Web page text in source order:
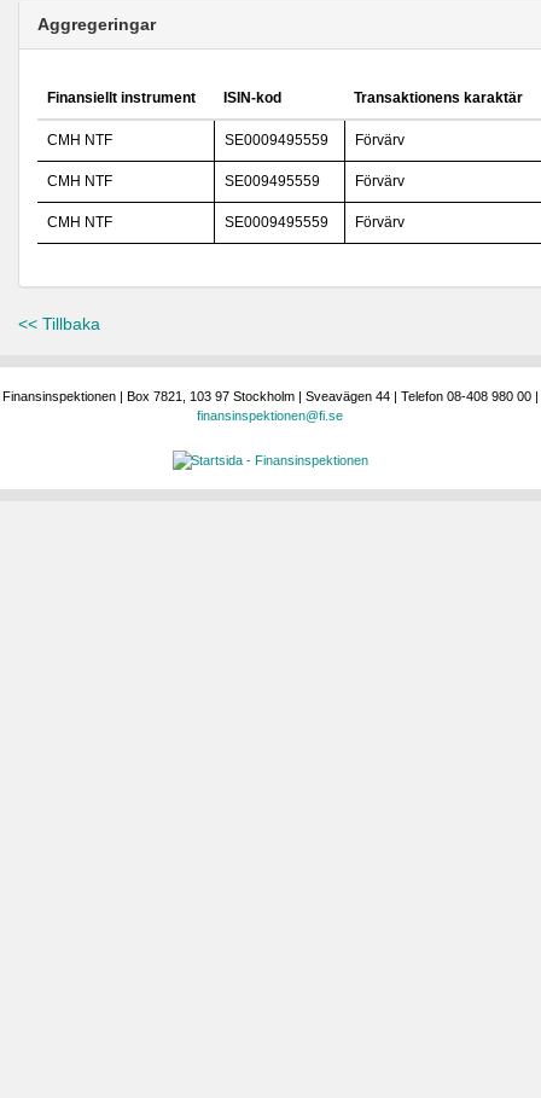
Aggregeringar
Finansiellt instrument ISIN-kod Transaktionens karaktär
CMH NTF SE0009495559 Förvärv
CMH NTF SE009495559 Förvärv
CMH NTF SE0009495559 Förvärv
<< Tillbaka
Finansinspektionen | Box 7821, 103 97 Stockholm | Sveavägen 44 | Telefon 08-408 980 00 |
finansinspektionen@fi.se